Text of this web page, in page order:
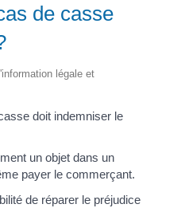
de casse
légale et
doit indemniser le
un objet dans un
payer le commerçant.
de réparer le préjudice